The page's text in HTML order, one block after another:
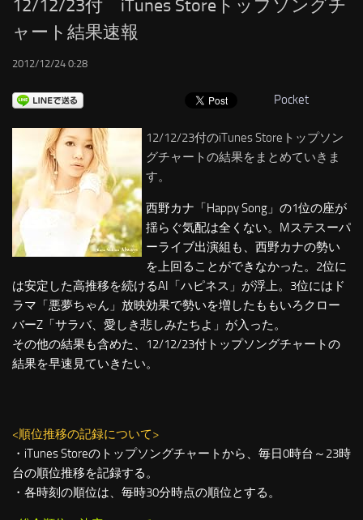
LINKS
12/12/23付 iTunes Storeトップソングチ
ャート結果速報
2012/12/24 0:28
Pocket
12/12/23付のiTunes Storeトップソン
グチャートの結果をまとめていきま
す。
西野カナ「Happy Song」の1位の座が
揺らぐ気配は全くない。Mステスーパ
ーライブ出演組も、西野カナの勢い
を上回ることができなかった。2位に
は安定した高推移を続けるAI「ハピネス」が浮上。3位にはド
ラマ「悪夢ちゃん」放映効果で勢いを増したももいろクロー
バーZ「サラバ、愛しき悲しみたちよ」が入った。
その他の結果も含めた、12/12/23付トップソングチャートの
結果を早速見ていきたい。
<順位推移の記録について>
・iTunes Storeのトップソングチャートから、毎日0時台～23時
台の順位推移を記録する。
・各時刻の順位は、毎時30分時点の順位とする。